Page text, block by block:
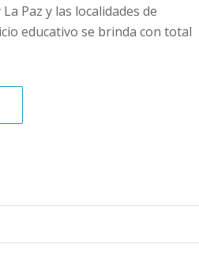
Paz y las localidades de
educativo se brinda con total